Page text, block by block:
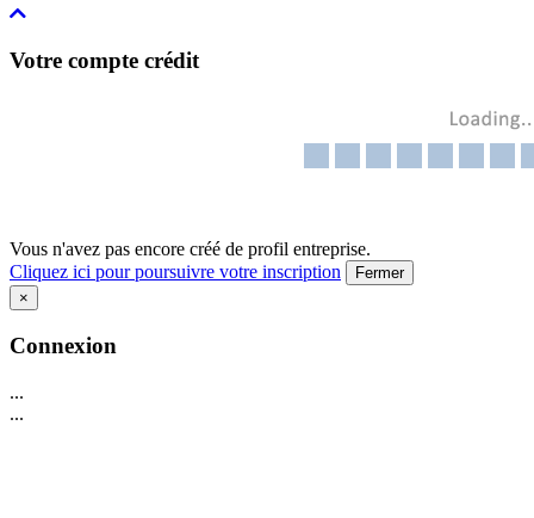
Votre compte crédit
Vous n'avez pas encore créé de profil entreprise.
Cliquez ici pour poursuivre votre inscription
Fermer
×
Connexion
...
...